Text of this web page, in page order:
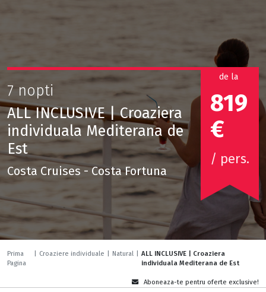
7 nopti
ALL INCLUSIVE | Croaziera
individuala Mediterana de
Est
Costa Cruises - Costa Fortuna
de la
819
€
/ pers.
Prima
Pagina
Croaziere individuale Natural
ALL INCLUSIVE | Croaziera
individuala Mediterana de Est
Aboneaza-te pentru oferte exclusive!